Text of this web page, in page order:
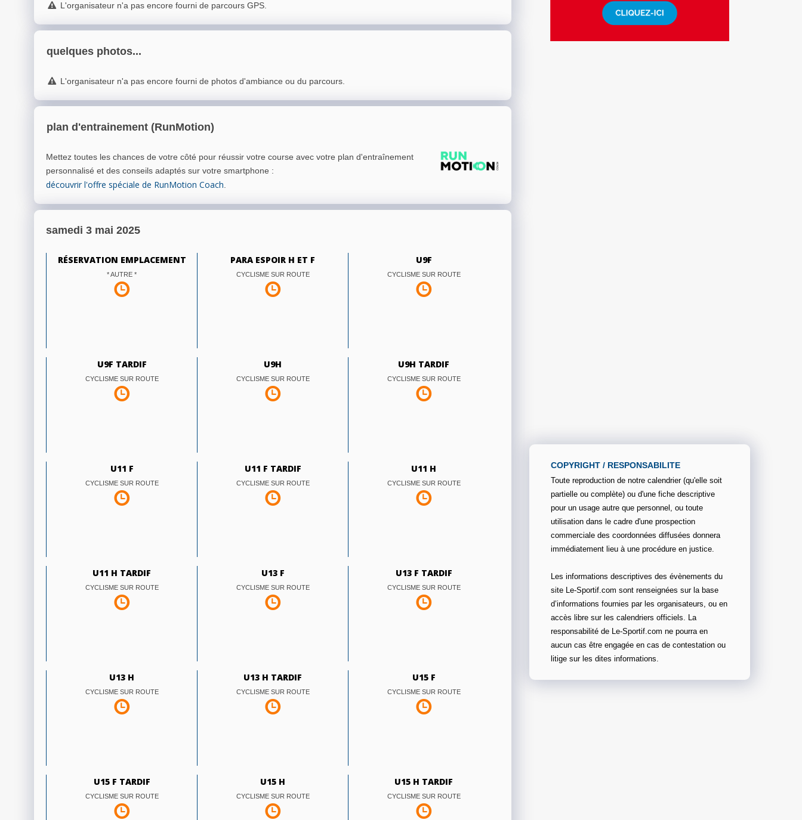
L'organisateur n'a pas encore fourni de parcours GPS.
quelques photos...
L'organisateur n'a pas encore fourni de photos d'ambiance ou du parcours.
plan d'entrainement (RunMotion)
Mettez toutes les chances de votre côté pour réussir votre course avec votre plan d'entraînement
personnalisé et des conseils adaptés sur votre smartphone :
découvrir l'offre spéciale de RunMotion Coach
samedi 3 mai 2025
RÉSERVATION EMPLACEMENT
* AUTRE *
PARA ESPOIR H ET F
CYCLISME SUR ROUTE
U9F
CYCLISME SUR ROUTE
U9F TARDIF
CYCLISME SUR ROUTE
U9H
CYCLISME SUR ROUTE
U9H TARDIF
CYCLISME SUR ROUTE
U11 F
CYCLISME SUR ROUTE
U11 F TARDIF
CYCLISME SUR ROUTE
U11 H
CYCLISME SUR ROUTE
U11 H TARDIF
CYCLISME SUR ROUTE
U13 F
CYCLISME SUR ROUTE
U13 F TARDIF
CYCLISME SUR ROUTE
U13 H
CYCLISME SUR ROUTE
U13 H TARDIF
CYCLISME SUR ROUTE
U15 F
CYCLISME SUR ROUTE
U15 F TARDIF
CYCLISME SUR ROUTE
U15 H
CYCLISME SUR ROUTE
U15 H TARDIF
CYCLISME SUR ROUTE
COPYRIGHT / RESPONSABILITE
Toute reproduction de notre calendrier (qu'elle soit
partielle ou complète) ou d'une fiche descriptive
pour un usage autre que personnel, ou toute
utilisation dans le cadre d'une prospection
commerciale des coordonnées diffusées donnera
immédiatement lieu à une procédure en justice.
Les informations descriptives des évènements du
site Le-Sportif.com sont renseignées sur la base
d’informations fournies par les organisateurs, ou en
accès libre sur les calendriers officiels. La
responsabilité de Le-Sportif.com ne pourra en
aucun cas être engagée en cas de contestation ou
litige sur les dites informations.